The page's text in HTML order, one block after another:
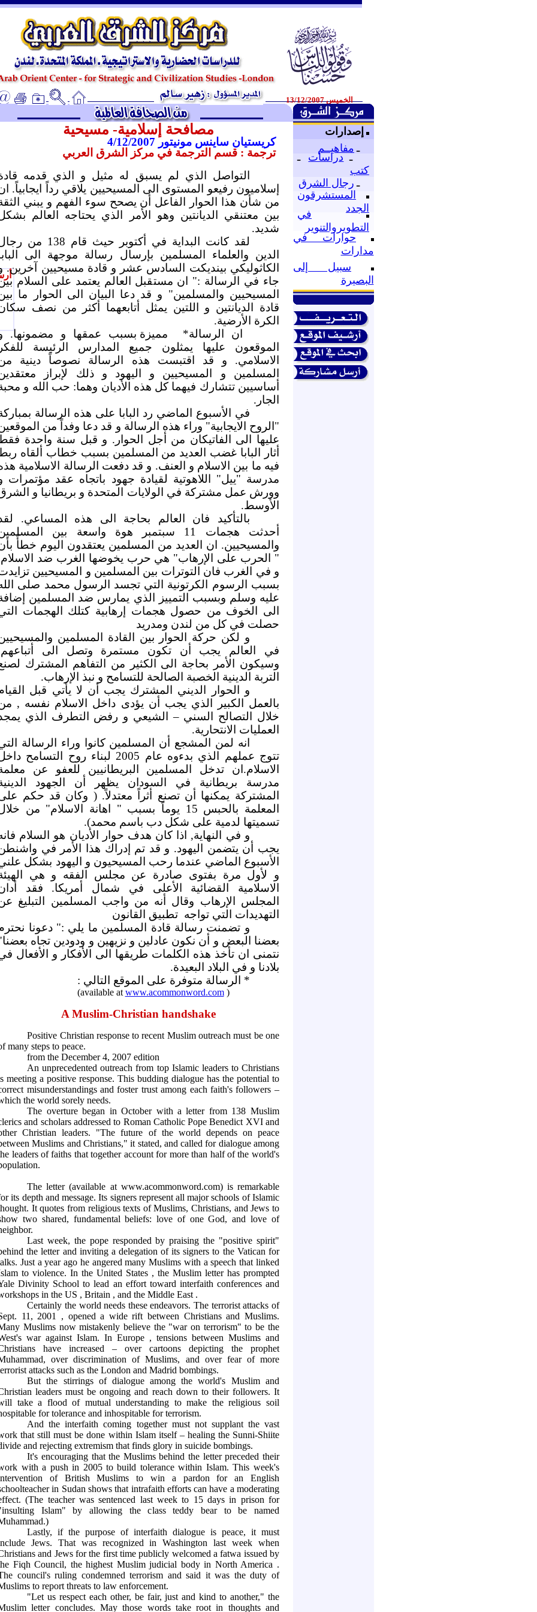
ـ
الخميس 13/12/2007
إصدارات
ـ مفاهيــم
ـ دراسات
ـ
كتب
ـ رجال الشرق
المستشرقون
الجدد
في
التطويروالتنوير
حوارات في
مدارات
سبيل إلى
البصيرة
مصافحة إسلامية- مسيحية
كريستيان ساينس مونيتور
ترجمة : قسم الترجمة في مركز الشرق العربي
التواصل الذي لم يسبق له مثيل و الذي قدمه
إسلاميون رفيعو المستوى الى المسيحيين يلاقي رداً ايجابياً.
من شأن هذا الحوار الفاعل أن يصحح سوء الفهم و يبني
بين معتنقي الديانتين وهو الأمر الذي يحتاجه العالم
شديد.
لقد كانت البداية في أكتوبر حيث قام 138 من
الدين والعلماء المسلمين بإرسال رسالة موجهة الى
الكاثوليكي بينديكت السادس عشر و قادة مسيحيين آخرين.
جاء في الرسالة :" ان مستقبل العالم يعتمد على السلام
المسيحيين والمسلمين" و قد دعا البيان الى الحوار ما
قادة الديانتين و اللتين يمثل أتابعهما أكثر من نصف
الكرة الأرضية.
ان الرسالة*
مميزة بسبب عمقها و مضمونها.
الموقعون عليها يمثلون جميع المدارس الرئيسة
الاسلامي. و قد اقتبست هذه الرسالة نصوصاً دينية
المسلمين و المسيحيين و اليهود و ذلك لإبراز
أساسيين تتشارك فيهما كل هذه الأديان وهما: حب الله و
الجار.
في الأسبوع الماضي رد البابا على هذه الرسالة
"الروح الايجابية" وراء هذه الرسالة و قد دعا وفداً من
عليها الى الفاتيكان من أجل الحوار. و قبل سنة واحدة
أثار البابا غضب العديد من المسلمين بسبب خطاب ألقاه
فيه ما بين الاسلام و العنف. و قد دفعت الرسالة الاسلامية
مدرسة "ييل" اللاهوتية لقيادة جهود باتجاه عقد مؤتمرات
وورش عمل مشتركة في الولايات المتحدة و بريطانيا و
الأوسط.
بالتأكيد فان العالم بحاجة الى هذه المساعي.
أحدثت هجمات 11 سبتمبر هوة واسعة بين
والمسيحيين. ان العديد من المسلمين يعتقدون اليوم خطأً
" الحرب على الإرهاب" هي حرب يخوضها الغرب ضد
و في الغرب فان التوترات بين المسلمين و المسيحيين
بسبب الرسوم الكرتونية التي تجسد الرسول محمد صلى
عليه وسلم وبسبب التمييز الذي يمارس ضد المسلمين
الى الخوف من حصول هجمات إرهابية كتلك الهجمات
حصلت في كل من لندن ومدريد
و لكن حركة الحوار بين القادة المسلمين
في العالم يجب أن تكون مستمرة وتصل الى
وسيكون الأمر بحاجة الى الكثير من التفاهم المشترك
التربة الدينية الخصبة الصالحة للتسامح و نبذ الإرهاب.
و الحوار الديني المشترك يجب أن لا يأتي قبل
بالعمل الكبير الذي يجب أن يؤدى داخل الاسلام نفسه ,
خلال التصالح السني – الشيعي و رفض التطرف الذي
العمليات الانتحارية.
انه لمن المشجع أن المسلمين كانوا وراء الرسالة
تتوج عملهم الذي بدءوه عام 2005 لبناء روح التسامح
الاسلام.ان تدخل المسلمين البريطانيين للعفو عن
مدرسة بريطانية في السودان يظهر أن الجهود
المشتركة يمكنها أن تصنع أثراً معتدلاً. ( وكان قد حكم
المعلمة بالحبس 15 يوماً بسبب " اهانة الاسلام" من
تسميتها لدمية على شكل دب باسم محمد).
و في النهاية, اذا كان هدف حوار الأديان هو السلام
يجب أن يتضمن اليهود. و قد تم إدراك هذا الأمر في
الأسبوع الماضي عندما رحب المسيحيون و اليهود بشكل
و لأول مرة بفتوى صادرة عن مجلس الفقه و هي
الاسلامية القضائية الأعلى في شمال أمريكا. فقد
المجلس الإرهاب وقال أنه من واجب المسلمين التبليغ
التهديدات التي تواجه تطبيق القانون
و تضمنت رسالة قادة المسلمين ما يلي :" دعونا
بعضنا البعض و أن نكون عادلين و نزيهين و ودودين تجاه
نتمنى ان تأخذ هذه الكلمات طريقها الى الأفكار و الأفعال
بلادنا و في البلاد البعيدة.
* الرسالة متوفرة على الموقع التالي :
(available at www.acommonword.com)
A Muslim-Christian handshake
Positive Christian response to recent Muslim outreach must be one
many steps to peace.
from theDecember 4, 2007 edition
An unprecedented outreach from top Islamic leaders to Christians
meeting a positive response. This budding dialogue has the potential to
misunderstandings and foster trust among each faith's followers –
the world sorely needs.
The overture began in October with a letter from 138 Muslim
and scholars addressed to Roman Catholic Pope Benedict XVI and
Christian leaders. "The future of the world depends on peace
Muslims and Christians," it stated, and called for dialogue among
leaders of faiths that together account for more than half of the world's
The letter (available at www.acommonword.com) is remarkable
its depth and message. Its signers represent all major schools of Islamic
It quotes from religious texts of Muslims, Christians, and Jews to
two shared, fundamental beliefs: love of one God, and love of
Last week, the pope responded by praising the "positive spirit"
the letter and inviting a delegation of its signers to the Vatican for
Just a year ago he angered many Muslims with a speech that linked
to violence. In theUnited States , the Muslim letter has prompted
Divinity School to lead an effort toward interfaith conferences and
in theUS ,Britain , and theMiddle East .
Certainly the world needs these endeavors. The terrorist attacks of
11, 2001
, opened a wide rift between Christians and Muslims.
Muslims now mistakenly believe the "war on terrorism" to be the
war against Islam. In Europe , tensions between Muslims and
have increased – over cartoons depicting the prophet
over discrimination of Muslims, and over fear of more
attacks such as theLondon andMadrid bombings.
But the stirrings of dialogue among the world's Muslim and
leaders must be ongoing and reach down to their followers. It
take a flood of mutual understanding to make the religious soil
for tolerance and inhospitable for terrorism.
And the interfaith coming together must not supplant the vast
that still must be done within Islam itself – healing the Sunni-Shiite
and rejecting extremism that finds glory in suicide bombings.
It's encouraging that the Muslims behind the letter preceded their
with a push in 2005 to build tolerance within Islam. This week's
of British Muslims to win a pardon for an English
in Sudan shows that intrafaith efforts can have a moderating
(The teacher was sentenced last week to 15 days in prison for
Islam" by allowing the class teddy bear to be named
Lastly, if the purpose of interfaith dialogue is peace, it must
Jews. That was recognized inWashington
last week when
and Jews for the first time publicly welcomed a fatwa issued by
Fiqh Council, the highest Muslim judicial body in North America .
council's ruling condemned terrorism and said it was the duty of
to report threats to law enforcement.
"Let us respect each other, be fair, just and kind to another," the
letter concludes. May those words take root in thoughts and